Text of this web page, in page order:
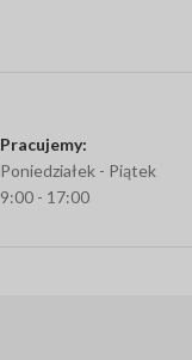
Pracujemy:
Poniedziałek - Piątek
9:00 - 17:00